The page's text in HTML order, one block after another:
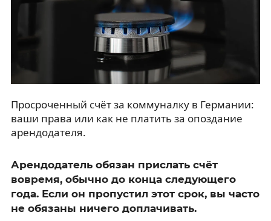
Просроченный счёт за коммуналку в Германии:
ваши права или как не платить за опоздание
арендодателя.
Арендодатель обязан прислать счёт
вовремя, обычно до конца следующего
года. Если он пропустил этот срок, вы часто
не обязаны ничего доплачивать.